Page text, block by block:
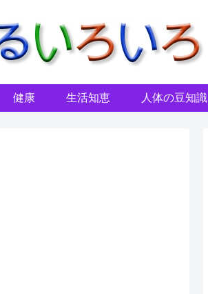
健康 生活知恵 人体の豆知識